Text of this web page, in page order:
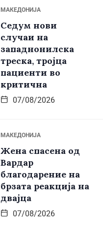
МАКЕДОНИЈА
Седум нови
случаи на
западнонилска
треска, тројца
пациенти во
критична
07/08/2026
МАКЕДОНИЈА
Жена спасена од
Вардар
благодарение на
брзата реакција на
двајца
07/08/2026